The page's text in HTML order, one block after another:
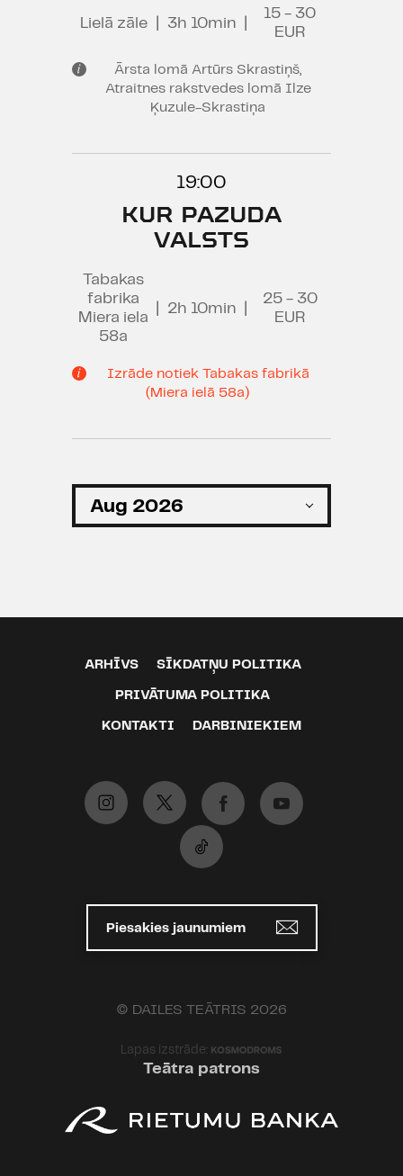
Lielā zāle 3h 10min
15 - 30
EUR
Ārsta lomā Artūrs Skrastiņš,
Atraitnes rakstvedes lomā Ilze
Ķuzule-Skrastiņa
19:00
KUR PAZUDA
VALSTS
Tabakas
fabrika
Miera iela
58a
2h 10min
25 - 30
EUR
Izrāde notiek Tabakas fabrikā
(Miera ielā 58a)
ARHĪVS SĪKDATŅU POLITIKA
PRIVĀTUMA POLITIKA
KONTAKTI DARBINIEKIEM
Piesakies jaunumiem
© DAILES TEĀTRIS 2026
Lapas izstrāde:
Teātra patrons